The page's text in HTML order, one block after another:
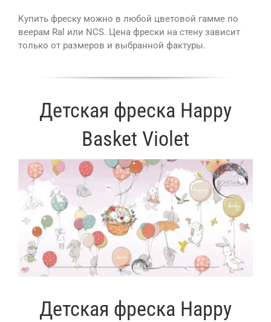
Купить фреску можно в любой цветовой гамме по
веерам Ral или NCS. Цена фрески на стену зависит
только от размеров и выбранной фактуры.
Детская фреска Happy
Basket Violet
Детская фреска Happy